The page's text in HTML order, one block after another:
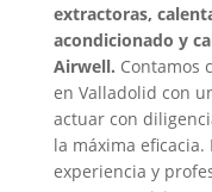
extractoras,
acondicionado y
Airwell. Contamos
en Valladolid con
actuar con
la máxima
experiencia y